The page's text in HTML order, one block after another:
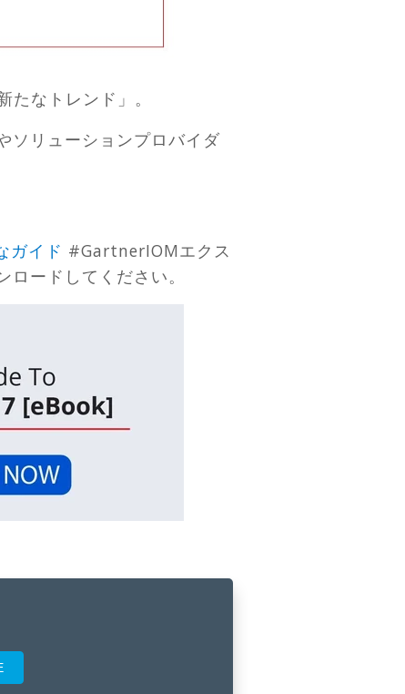
なトレンド」。
ソリューションプロバイダ
ガイド #GartnerIOMエクス
ードしてください。